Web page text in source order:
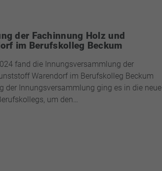
der Fachinnung Holz und
im Berufskolleg Beckum
fand die Innungsversammlung der
Warendorf im Berufskolleg Beckum
der Innungsversammlung ging es in die neue
um den…